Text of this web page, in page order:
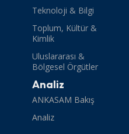
Teknoloji & Bilgi
Toplum, Kültür &
Kimlik
Uluslararası &
Bölgesel Örgütler
Analiz
ANKASAM Bakış
Analiz